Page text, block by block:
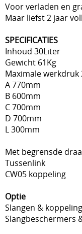
Voor verladen en
Maar liefst 2 jaar
SPECIFICATIES
Inhoud 30Liter
Gewicht 61Kg
Maximale werkdruk
A 770mm
B 600mm
C 700mm
D 700mm
L 300mm
Met begrensde
Tussenlink
CW05 koppeling
Optie
Slangen &
Slangbeschermers